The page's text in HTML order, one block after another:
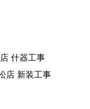
什器工事
店 新装工事